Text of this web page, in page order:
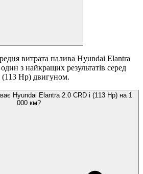
витрата палива Hyundai Elantra
з найкращих результатів серед
(113 Hp) двигуном.
Hyundai Elantra 2.0 CRD i (113 Hp) на 1
000 км?